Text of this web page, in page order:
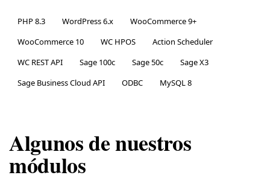
PHP 8.3 WordPress 6.x
WooCommerce 9+
WooCommerce 10
WC HPOS
Action Scheduler
WC REST API
Sage 100c Sage 50c
Sage X3
Sage Business Cloud API
ODBC MySQL 8
Algunos de nuestros
módulos